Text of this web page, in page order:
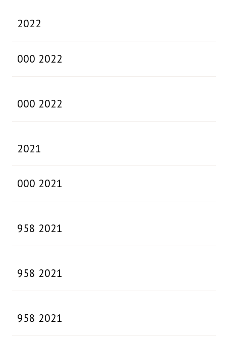
2022
000 2022
000 2022
2021
000 2021
958 2021
958 2021
958 2021